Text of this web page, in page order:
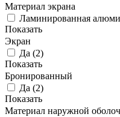
Материал экрана
Ламинированная
Показать
Экран
Да (2)
Показать
Бронированный
Да (2)
Показать
Материал наружной